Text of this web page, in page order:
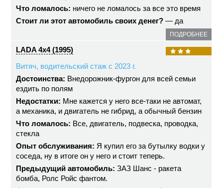
Что ломалось: ничего не ломалось за все это время
Стоит ли этот автомобиль своих денег? — да
ПОДРОБНЕЕ
LADA 4x4 (1995)
Витяч, водительский стаж с 2023 г.
Достоинства: Внедорожник-фургон для всей семьи
ездить по полям
Недостатки: Мне кажется у него все-таки не автомат,
а механика, и двигатель не гибрид, а обычный бензин
Что ломалось: Все, двигатель, подвеска, проводка,
стекла
Опыт обслуживания: Я купил его за бутылку водки у
соседа, ну в итоге он у него и стоит теперь.
Предыдущий автомобиль: ЗАЗ Шанс - ракета
бомба, Ролс Ройс фантом.